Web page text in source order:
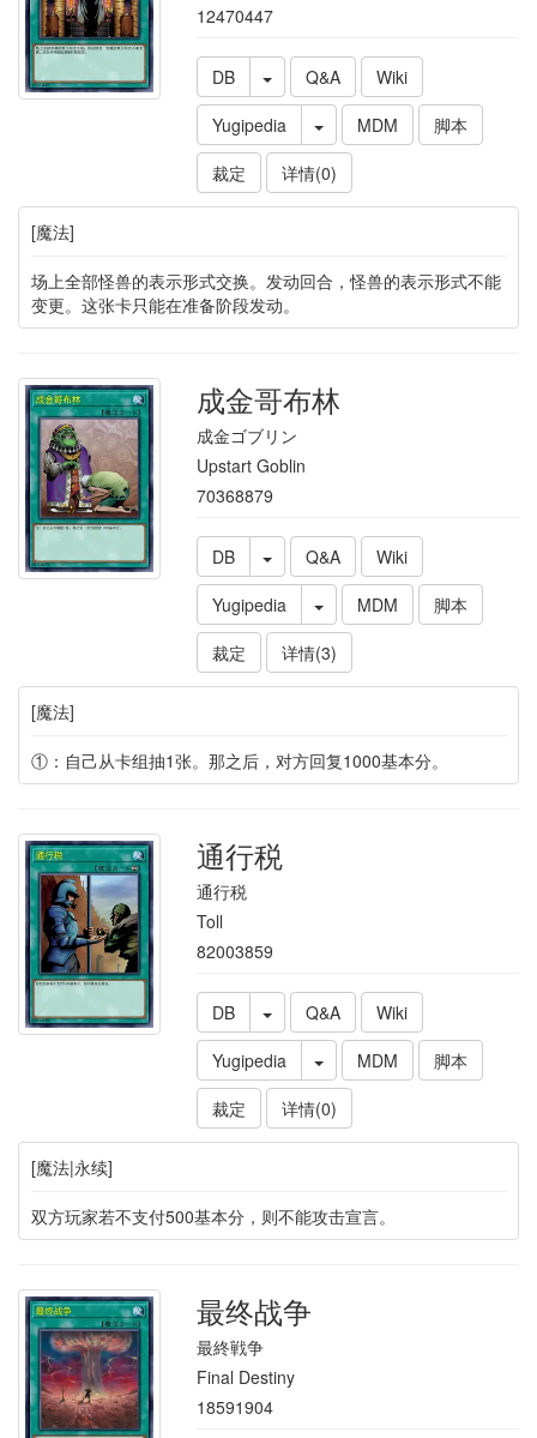
12470447
DB Q&A
Wiki
Yugipedia
MDM
脚本
裁定
详情(0)
[魔法]
场上全部怪兽的表示形式交换。发动回合，怪兽的表示形式不能
变更。这张卡只能在准备阶段发动。
成金哥布林
成金ゴブリン
Upstart Goblin
70368879
DB Q&A
Wiki
Yugipedia
MDM
脚本
裁定
详情(3)
[魔法]
①：自己从卡组抽1张。那之后，对方回复1000基本分。
通行税
通行税
Toll
82003859
DB Q&A
Wiki
Yugipedia
MDM
脚本
裁定
详情(0)
[魔法|永续]
双方玩家若不支付500基本分，则不能攻击宣言。
最终战争
最終戦争
Final Destiny
18591904